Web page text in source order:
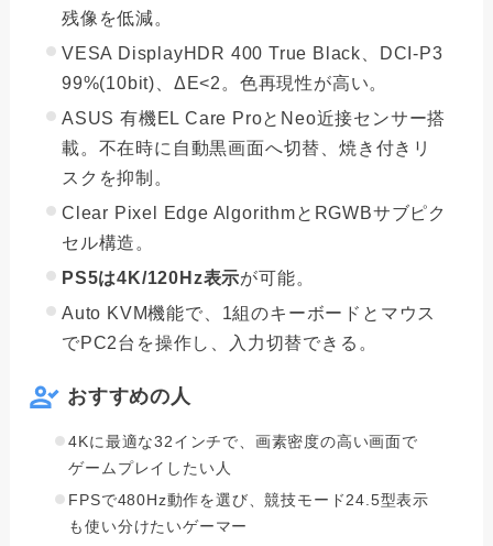
残像を低減。
VESA DisplayHDR 400 True Black、DCI-P3
99%(10bit)、ΔE<2。色再現性が高い。
ASUS 有機EL Care ProとNeo近接センサー搭
載。不在時に自動黒画面へ切替、焼き付きリ
スクを抑制。
Clear Pixel Edge AlgorithmとRGWBサブピク
セル構造。
PS5は4K/120Hz表示が可能。
Auto KVM機能で、1組のキーボードとマウス
でPC2台を操作し、入力切替できる。
おすすめの人
4Kに最適な32インチで、画素密度の高い画面で
ゲームプレイしたい人
FPSで480Hz動作を選び、競技モード24.5型表示
も使い分けたいゲーマー